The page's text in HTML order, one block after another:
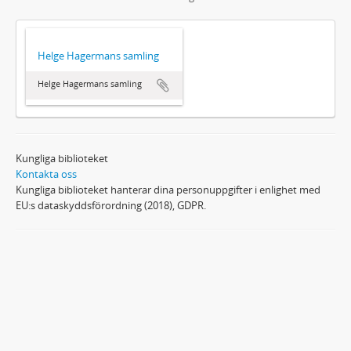
Helge Hagermans samling
Helge Hagermans samling
Kungliga biblioteket
Kontakta oss
Kungliga biblioteket hanterar dina personuppgifter i enlighet med
EU:s dataskyddsförordning (2018), GDPR.